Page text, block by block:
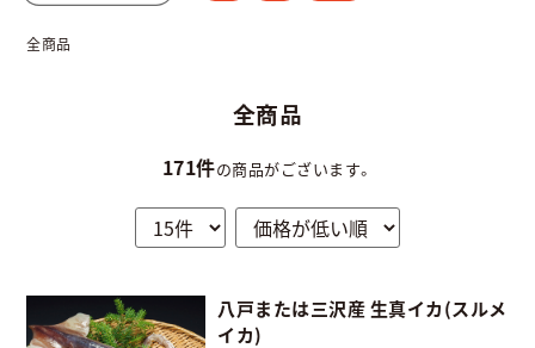
全商品
全商品
171件の商品がございます。
八戸または三沢産 生真イカ(スルメ
イカ)